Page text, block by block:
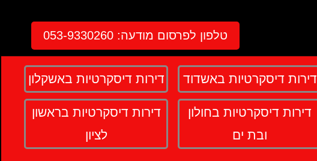
טלפון לפרסום מודעה: 053-9330260
דירות דיסקרטיות באשדוד דירות דיסקרטיות באשקלון
דירות דיסקרטיות בחולון
ובת ים
דירות דיסקרטיות בראשון
לציון